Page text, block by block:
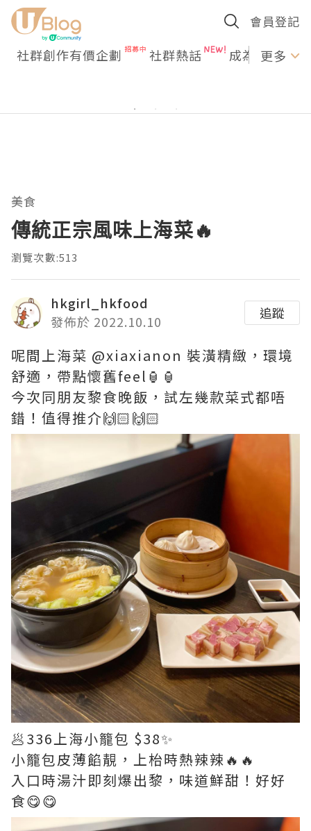
會員登記
社群創作有價企劃 社群熱話 成為U更多
美食
傳統正宗風味上海菜🔥
瀏覽次數:513
hkgirl_hkfood
發佈於 2022.10.10
追蹤
呢間上海菜 @xiaxianon 裝潢精緻，環境
舒適，帶點懷舊feel🏮🏮
今次同朋友黎食晚飯，試左幾款菜式都唔
錯！值得推介🙌🏻🙌🏻
🥟336上海小籠包 $38✨
小籠包皮薄餡靚，上枱時熱辣辣🔥🔥
入口時湯汁即刻爆出黎，味道鮮甜！好好
食😋😋